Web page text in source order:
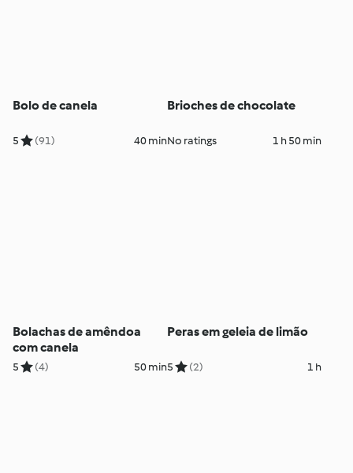
Bolo de canela
5 (91) 40 min
Brioches de chocolate
No ratings 1 h 50 min
Bolachas de amêndoa
com canela
5 (4) 50 min
Peras em geleia de limão
5 (2) 1 h